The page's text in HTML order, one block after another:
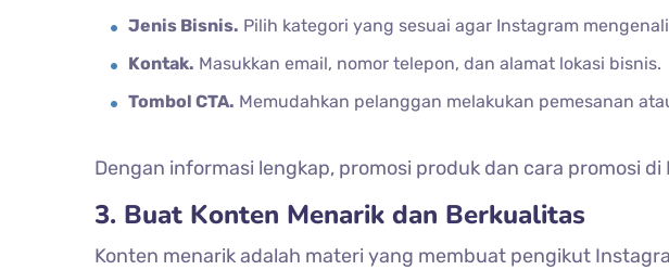
Jenis Bisnis. Pilih kategori yang sesuai agar Instagram
Kontak. Masukkan email, nomor telepon, dan alamat lokasi bisnis.
Tombol CTA. Memudahkan pelanggan melakukan pemesanan
Dengan informasi lengkap, promosi produk dan cara promosi
3. Buat Konten Menarik dan Berkualitas
Konten menarik adalah materi yang membuat pengikut